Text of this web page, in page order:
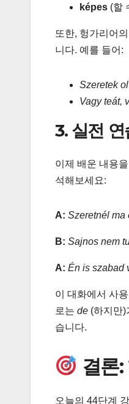
képes (할
또한, 헝가리어의
니다. 예를 들어:
Szeretek
Vagy teát,
3. 실전
이제 배운 내용
석해보세요:
A: Szeretnél ma
B: Sajnos nem
A: Én is szabad
이 대화에서 사
로는 de (하지만)
습니다.
결론
오늘의 44단계